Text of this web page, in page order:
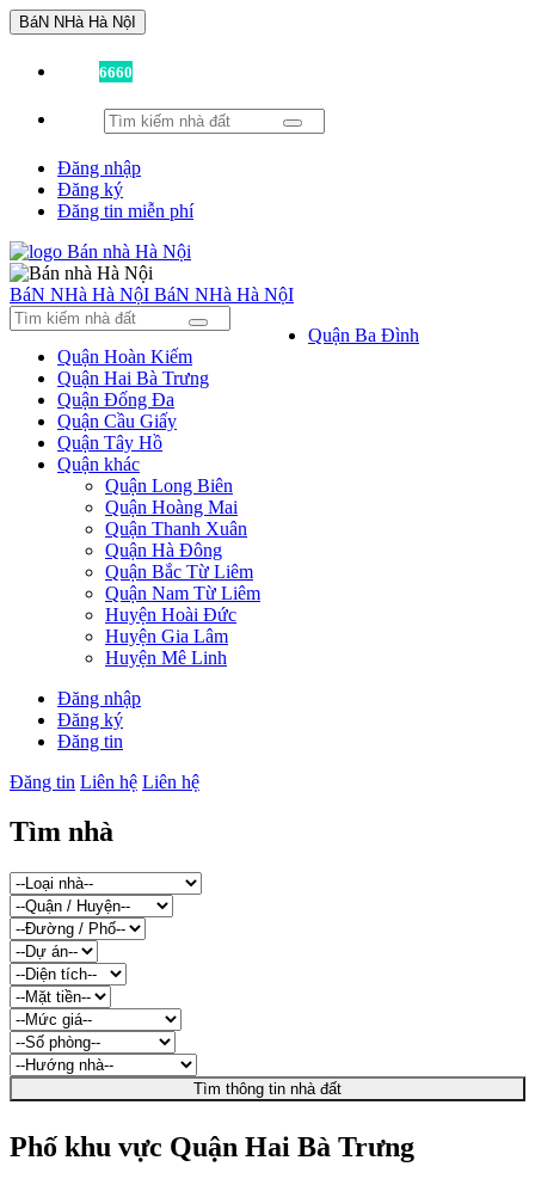
BáN NHà Hà NộI
6660
Đăng nhập
Đăng ký
Đăng tin miễn phí
BáN NHà Hà NộI BáN NHà Hà NộI
Quận Ba Đình
Quận Hoàn Kiếm
Quận Hai Bà Trưng
Quận Đống Đa
Quận Cầu Giấy
Quận Tây Hồ
Quận khác
Quận Long Biên
Quận Hoàng Mai
Quận Thanh Xuân
Quận Hà Đông
Quận Bắc Từ Liêm
Quận Nam Từ Liêm
Huyện Hoài Đức
Huyện Gia Lâm
Huyện Mê Linh
Đăng nhập
Đăng ký
Đăng tin
Đăng tin Liên hệ Liên hệ
Tìm nhà
Tìm thông tin nhà đất
Phố khu vực Quận Hai Bà Trưng